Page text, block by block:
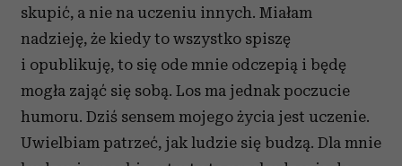
skupić, a nie na uczeniu innych. Miałam
nadzieję, że kiedy to wszystko spiszę
i opublikuję, to się ode mnie odczepią i będę
mogła zająć się sobą. Los ma jednak poczucie
humoru. Dziś sensem mojego życia jest uczenie.
Uwielbiam patrzeć, jak ludzie się budzą. Dla mnie